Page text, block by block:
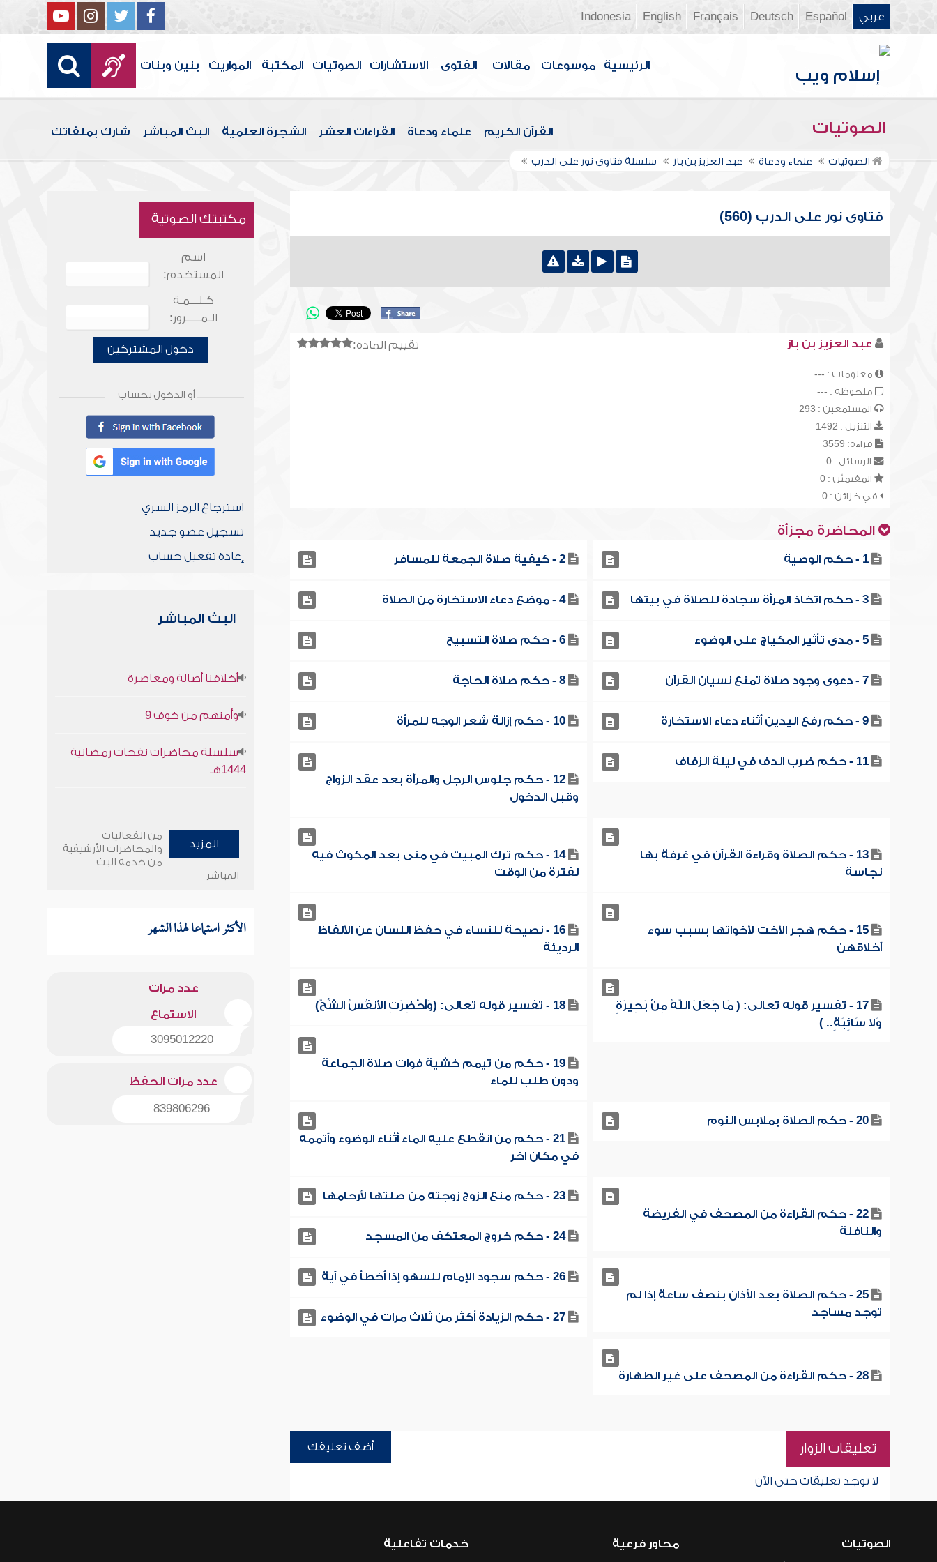
عربي Español
Deutsch
Français
English
Indonesia
الرئيسية موسوعات مقالات الفتوى الاستشارات الصوتيات المكتبة المواريث بنين وبنات
الصوتيات القرآن الكريم علماء ودعاة القراءات العشر الشجرة العلمية البث المباشر شارك بملفاتك
الصوتيات علماء ودعاة عبد العزيز بن باز سلسلة فتاوى نور على الدرب
فتاوى نور على الدرب (560)
تقييم المادة: عبد العزيز بن باز
معلومات : ---
ملحوظة : ---
المستمعين : 293
التنزيل : 1492
قراءة: 3559
الرسائل : 0
المقيميّن : 0
في خزائن : 0
المحاضرة مجزأة
1 - حكم الوصية 2 - كيفية صلاة الجمعة للمسافر
3 - حكم اتخاذ المرأة سجادة للصلاة في بيتها 4 - موضع دعاء الاستخارة من الصلاة
5 - مدى تأثير المكياج على الوضوء 6 - حكم صلاة التسبيح
7 - دعوى وجود صلاة تمنع نسيان القرآن 8 - حكم صلاة الحاجة
9 - حكم رفع اليدين أثناء دعاء الاستخارة 10 - حكم إزالة شعر الوجه للمرأة
11 - حكم ضرب الدف في ليلة الزفاف
12 - حكم جلوس الرجل والمرأة بعد عقد الزواج
وقبل الدخول
13 - حكم الصلاة وقراءة القرآن في غرفة بها
نجاسة
14 - حكم ترك المبيت في منى بعد المكوث فيه
لفترة من الوقت
15 - حكم هجر الأخت لأخواتها بسبب سوء
أخلاقهن
16 - نصيحة للنساء في حفظ اللسان عن الألفاظ
الرديئة
17 - تفسير قوله تعالى: ( مَا جَعَلَ اللَّهُ مِنْ بَحِيرَةٍ
وَلا سَائِبَةٍ.. )
18 - تفسير قوله تعالى: (وَأُحْضِرَتِ الأَنفُسُ الشُّحَّ)
19 - حكم من تيمم خشية فوات صلاة الجماعة
ودون طلب للماء
20 - حكم الصلاة بملابس النوم
21 - حكم من انقطع عليه الماء أثناء الوضوء وأتممه
في مكان آخر
22 - حكم القراءة من المصحف في الفريضة
والنافلة
23 - حكم منع الزوج زوجته من صلتها لأرحامها
24 - حكم خروج المعتكف من المسجد
25 - حكم الصلاة بعد الأذان بنصف ساعة إذا لم
توجد مساجد
26 - حكم سجود الإمام للسهو إذا أخطأ في آية
27 - حكم الزيادة أكثر من ثلاث مرات في الوضوء
28 - حكم القراءة من المصحف على غير الطهارة
تعليقات الزوار أضف تعليقك
لا توجد تعليقات حتى الآن
مكتبتك الصوتية
اسم
المستخدم:
كـلـــمـة
الـمـــــرور:
دخول المشتركين
أو الدخول بحساب
استرجاع الرمز السري
تسجيل عضو جديد
إعادة تفعيل حساب
البث المباشر
أخلاقنا أصالة ومعاصرة
وأمنهم من خوف 9
سلسلة محاضرات نفحات رمضانية
1444هـ
المزيد
من الفعاليات
والمحاضرات الأرشيفية
من خدمة البث
المباشر
الأكثر استماعا لهذا الشهر
عدد مرات
الاستماع
3095012220
عدد مرات الحفظ
839806296
الصوتيات محاور فرعية خدمات تفاعلية